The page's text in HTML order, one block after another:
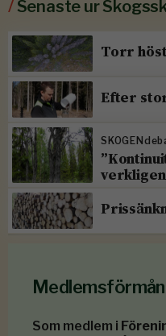
/Senaste ur
Torr
Efter
Som medlem i